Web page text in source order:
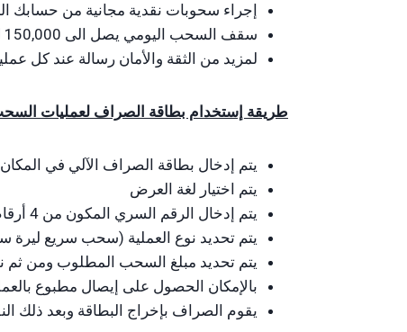
إجراء سحوبات نقدية مجانية من حسابك
سقف السحب اليومي يصل الى 150,000 ل.س كحد أقصى وبما لا يتجاوز الرصيد المتوفر في الحساب
لمزيد من الثقة والأمان رسالة عند كل
طريقة إستخدام بطاقة الصراف لعمليات
يتم إدخال بطاقة الصراف الآلي في
يتم اختيار لغة العرض
يتم إدخال الرقم السري المكون من 4 أرقام
يتم تحديد نوع العملية (سحب سريع ليرة
يتم تحديد مبلغ السحب المطلوب ومن ثم
بالإمكان الحصول على إيصال مطبوع
يقوم الصراف بإخراج البطاقة وبعد ذلك